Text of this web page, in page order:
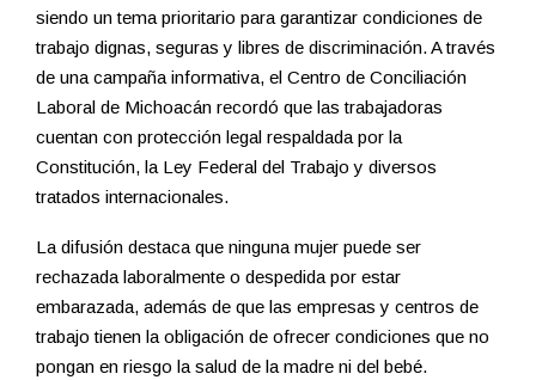
siendo un tema prioritario para garantizar condiciones de
trabajo dignas, seguras y libres de discriminación. A través
de una campaña informativa, el Centro de Conciliación
Laboral de Michoacán recordó que las trabajadoras
cuentan con protección legal respaldada por la
Constitución, la Ley Federal del Trabajo y diversos
tratados internacionales.
La difusión destaca que ninguna mujer puede ser
rechazada laboralmente o despedida por estar
embarazada, además de que las empresas y centros de
trabajo tienen la obligación de ofrecer condiciones que no
pongan en riesgo la salud de la madre ni del bebé.